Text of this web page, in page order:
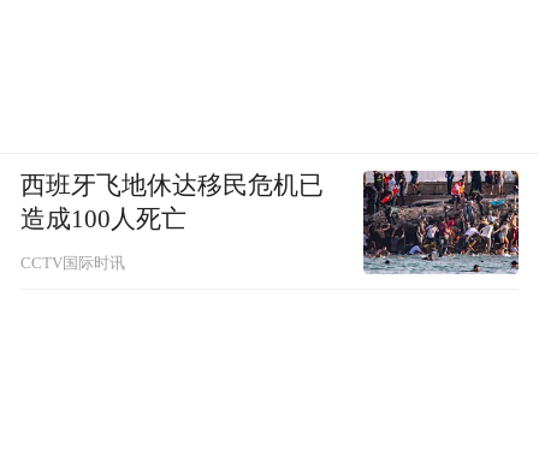
西班牙飞地休达移民危机已
造成100人死亡
CCTV国际时讯